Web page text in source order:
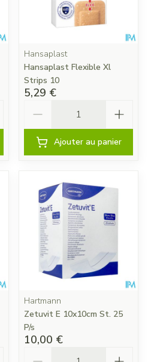
Hansaplast
Hansaplast Flexible Xl
Strips 10
5,29 €
Ajouter au panier
Hartmann
Zetuvit E 10x10cm St. 25
P/s
10,00 €